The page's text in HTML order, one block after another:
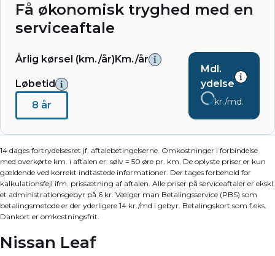
Få økonomisk tryghed med en
serviceaftale
Årlig kørsel (km./år)Km./år
Løbetid
8 år
Mdl.
ydelse
kr./md.
14 dages fortrydelsesret jf. aftalebetingelserne. Omkostninger i forbindelse
med overkørte km. i aftalen er: sølv = 50 øre pr. km. De oplyste priser er kun
gældende ved korrekt indtastede informationer. Der tages forbehold for
kalkulationsfejl ifm. prissætning af aftalen. Alle priser på serviceaftaler er ekskl.
et administrationsgebyr på 6 kr. Vælger man Betalingsservice (PBS) som
betalingsmetode er der yderligere 14 kr./md i gebyr. Betalingskort som f.eks.
Dankort er omkostningsfrit.
Nissan Leaf